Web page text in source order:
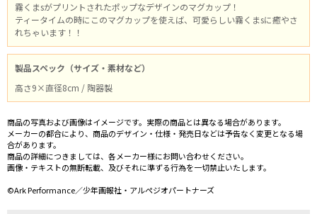
霧くまsがプリントされたポップなデザインのマグカップ！
ティータイムの時にこのマグカップを使えば、可愛らしい霧くまsに癒やさ
れちゃいます！！
製品スペック（サイズ・素材など）
高さ9×直径8cm / 陶器製
商品の写真および画像はイメージです。実際の商品とは異なる場合があります。
メーカーの都合により、商品のデザイン・仕様・発売日などは予告なく変更となる場
合があります。
商品の詳細につきましては、各メーカー様にお問い合わせください。
画像・テキストの無断転載、及びそれに準ずる行為を一切禁止いたします。
©Ark Performance／少年画報社・アルペジオパートナーズ